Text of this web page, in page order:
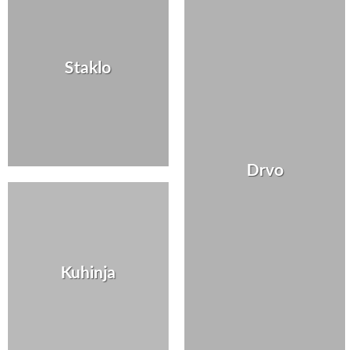
Staklo
Kuhinja
Drvo